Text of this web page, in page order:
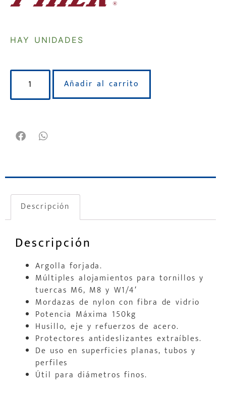
HAY UNIDADES
Añadir al carrito
Descripción
Descripción
Argolla forjada.
Múltiples alojamientos para tornillos y
tuercas M6, M8 y W1/4′
Mordazas de nylon con fibra de vidrio
Potencia Máxima 150kg
Husillo, eje y refuerzos de acero.
Protectores antideslizantes extraíbles.
De uso en superficies planas, tubos y
perfiles
Útil para diámetros finos.